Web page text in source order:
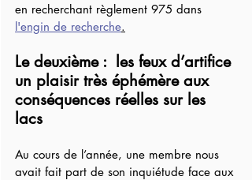
en recherchant règlement 975 dans
l'engin de recherche.
Le deuxième :  les feux d’artifice
un plaisir très éphémère aux
conséquences réelles sur les
lacs
Au cours de l’année, une membre nous
avait fait part de son inquiétude face aux